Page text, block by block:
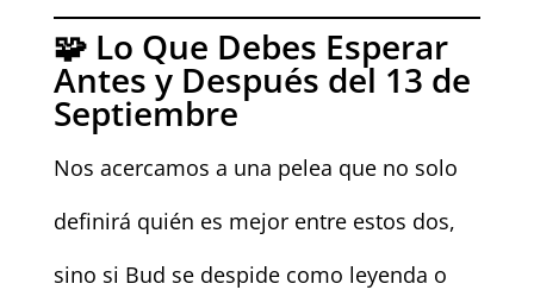
🧩 Lo Que Debes Esperar
Antes y Después del 13 de
Septiembre
Nos acercamos a una pelea que no solo
definirá quién es mejor entre estos dos,
sino si Bud se despide como leyenda o